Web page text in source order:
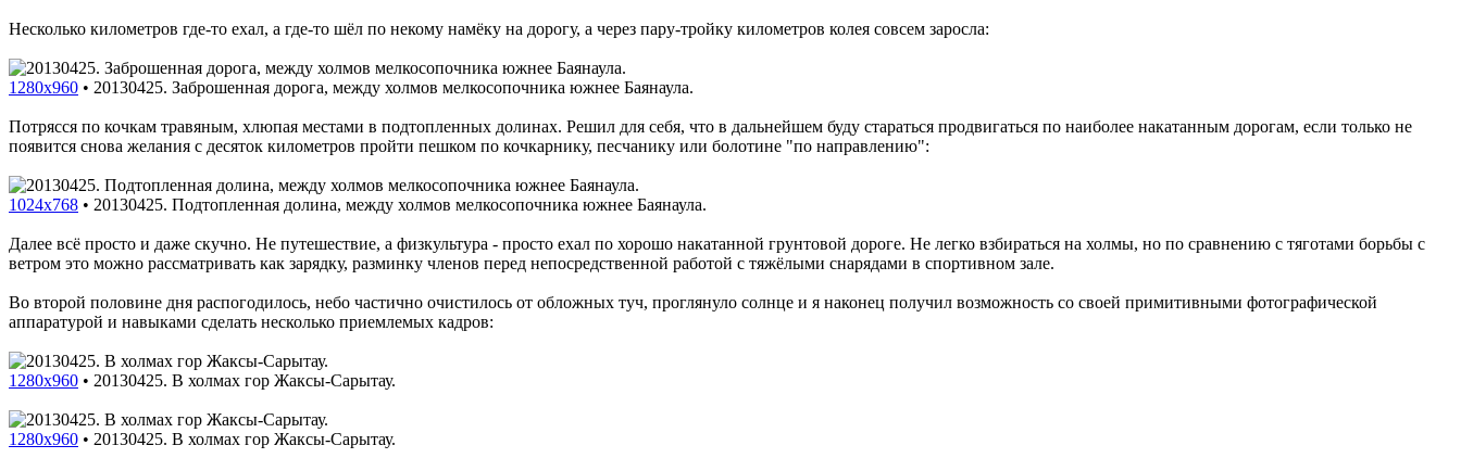
Несколько километров где-то ехал, а где-то шёл по некому намёку на дорогу, а через пару-тройку километров колея совсем заросла:
1280x960 • 20130425. Заброшенная дорога, между холмов мелкосопочника южнее Баянаула.
Потрясся по кочкам травяным, хлюпая местами в подтопленных долинах. Решил для себя, что в дальнейшем буду стараться продвигаться по наиболее накатанным дорогам, если только не
появится снова желания с десяток километров пройти пешком по кочкарнику, песчанику или болотине "по направлению":
1024x768 • 20130425. Подтопленная долина, между холмов мелкосопочника южнее Баянаула.
Далее всё просто и даже скучно. Не путешествие, а физкультура - просто ехал по хорошо накатанной грунтовой дороге. Не легко взбираться на холмы, но по сравнению с тяготами борьбы с
ветром это можно рассматривать как зарядку, разминку членов перед непосредственной работой с тяжёлыми снарядами в спортивном зале.
Во второй половине дня распогодилось, небо частично очистилось от обложных туч, проглянуло солнце и я наконец получил возможность со своей примитивными фотографической
аппаратурой и навыками сделать несколько приемлемых кадров:
1280x960 • 20130425. В холмах гор Жаксы-Сарытау.
1280x960 • 20130425. В холмах гор Жаксы-Сарытау.